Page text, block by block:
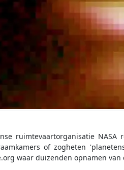
ruimtevaartorganisatie
of zogheten
waar duizenden opnamen